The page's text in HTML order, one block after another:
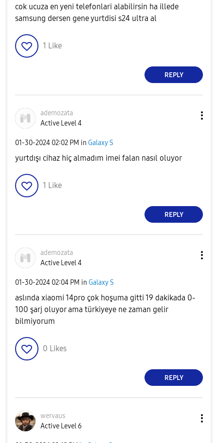
cok ucuza en yeni telefonlari alabilirsin ha illede
samsung dersen gene yurtdisi s24 ultra al
1 Like
REPLY
ademozata
Active Level 4
‎01-30-2024 02:02 PM in Galaxy S
yurtdışı cihaz hiç almadım imei falan nasıl oluyor
1 Like
REPLY
ademozata
Active Level 4
‎01-30-2024 02:04 PM in Galaxy S
aslında xiaomi 14pro çok hoşuma gitti 19 dakikada 0-
100 şarj oluyor ama türkiyeye ne zaman gelir
bilmiyorum
0 Likes
REPLY
wervaus
Active Level 6